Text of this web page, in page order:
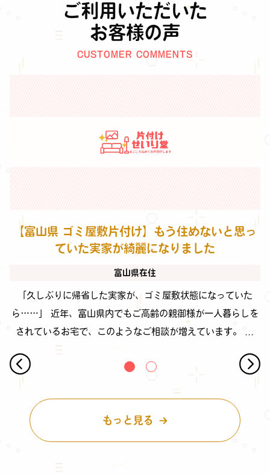
ご利用いただいた
お客様の声
CUSTOMER COMMENTS
【富山県 ゴミ屋敷片付け】もう住めないと思っ
ていた実家が綺麗になりました
富山県在住
「久しぶりに帰省した実家が、ゴミ屋敷状態になっていた
ら……」 近年、富山県内でもご高齢の親御様が一人暮らしを
されているお宅で、このようなご相談が増えています。 ...
もっと見る